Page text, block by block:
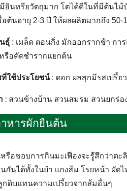
อินทรียวัตถุมาก โตได้ดีในที่มีต้นไม้
อต้นอายุ 2-3 ปี ให้ผลผลิตมากถึง
ธุ์ : เมล็ด ตอนกิ่ง มักออกรากช้า ก
รือตัดชำรากแยกต้น
ใช้ประโยชน์: ดอก ผลสุกมีรสเปรี้ย
: สวนข้างบ้าน สวนสมรม สวนยกร่อ
หารผักยืนต้น
รือชอบการกินมะเฟืองจะรู้ัสึกว่าตะ
กันได้ทั้งในยำ แกงส้ม โรยหน้า ผั
กดิบแทนความเปรี้ยวจากส้มอื่นๆ